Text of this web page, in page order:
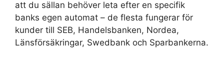
att du sällan behöver leta efter en specifik
banks egen automat – de flesta fungerar för
kunder till SEB, Handelsbanken, Nordea,
Länsförsäkringar, Swedbank och Sparbankerna.